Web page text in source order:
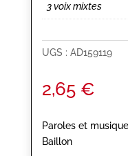
3 voix mixtes
UGS : AD159119
2,65 €
Paroles et
Baillon